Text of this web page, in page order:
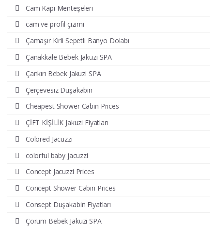
Cam Kapı Menteşeleri
cam ve profil çizimi
Çamaşır Kirli Sepetli Banyo Dolabı
Çanakkale Bebek Jakuzi SPA
Çankırı Bebek Jakuzi SPA
Çerçevesiz Duşakabin
Cheapest Shower Cabin Prices
ÇİFT KİŞİLİK Jakuzi Fiyatları
Colored Jacuzzi
colorful baby jacuzzi
Concept Jacuzzi Prices
Concept Shower Cabin Prices
Consept Duşakabin Fiyatları
Çorum Bebek Jakuzi SPA